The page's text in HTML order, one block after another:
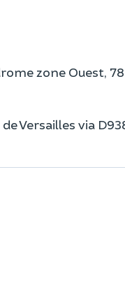
zone Ouest,
Versailles via